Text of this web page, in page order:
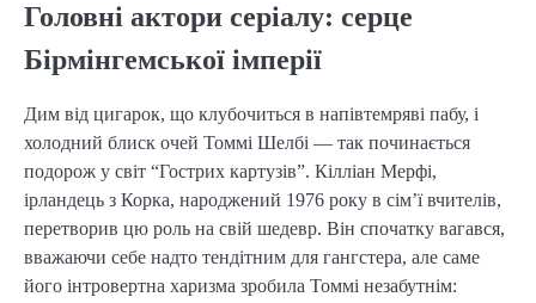
Головні актори серіалу: серце
Бірмінгемської імперії
Дим від цигарок, що клубочиться в напівтемряві пабу, і
холодний блиск очей Томмі Шелбі — так починається
подорож у світ “Гострих картузів”. Кілліан Мерфі,
ірландець з Корка, народжений 1976 року в сім’ї вчителів,
перетворив цю роль на свій шедевр. Він спочатку вагався,
вважаючи себе надто тендітним для гангстера, але саме
його інтровертна харизма зробила Томмі незабутнім: